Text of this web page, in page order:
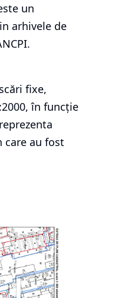
un
arhivele de
fixe,
în funcție
au fost